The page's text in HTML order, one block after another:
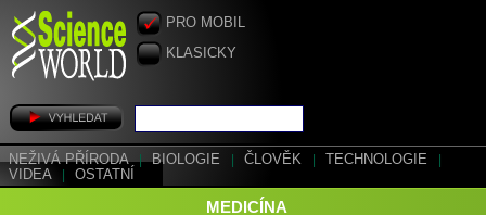
PRO MOBIL
KLASICKY
NEŽIVÁ PŘÍRODA | BIOLOGIE ČLOVĚK TECHNOLOGIE
VIDEA
OSTATNÍ
MEDICÍNA